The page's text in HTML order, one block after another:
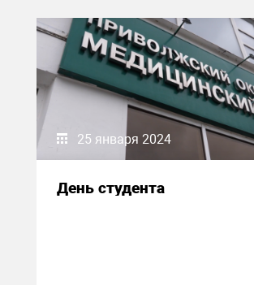
25 января 2024
День студента